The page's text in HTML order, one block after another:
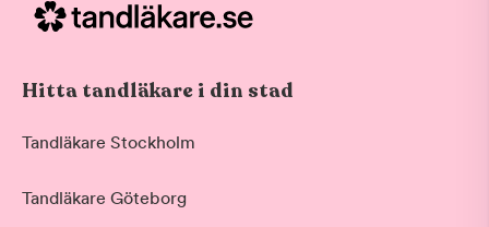
Hitta tandläkare i din stad
Tandläkare Stockholm
Tandläkare Göteborg